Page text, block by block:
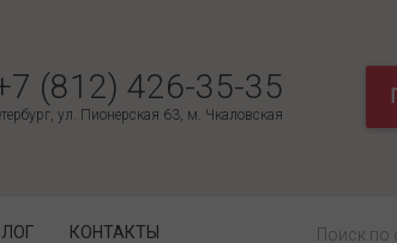
(812) 426-35-35
ул. Пионерская 63, м. Чкаловская
КОНТАКТЫ